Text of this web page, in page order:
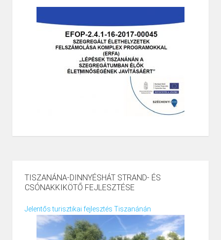
TISZANÁNA-DINNYÉSHÁT STRAND- ÉS
CSÓNAKKIKÖTŐ FEJLESZTÉSE
Jelentős turisztikai fejlesztés Tiszanánán